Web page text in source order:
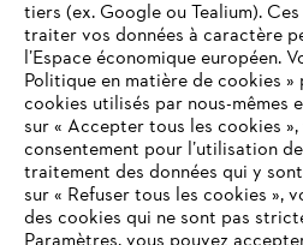
Contact
Politique de protection des
VOTRE
N'EST PLUS PRIS
tiers (ex. Google ou Tealium).
traiter vos données à caractère
l’Espace économique européen.
Politique en matière de cookies
cookies utilisés par nous-mêmes
sur « Accepter tous les cookies
consentement pour l’utilisation
traitement des données qui y
sur « Refuser tous les cookies »,
des cookies qui ne sont pas